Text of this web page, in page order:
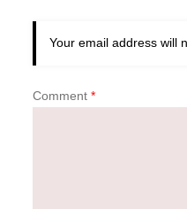
Your email address will
Comment *